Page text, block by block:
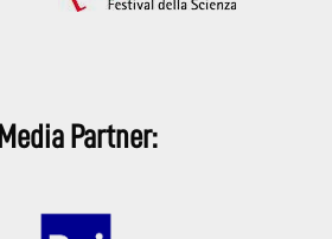
Media Partner: